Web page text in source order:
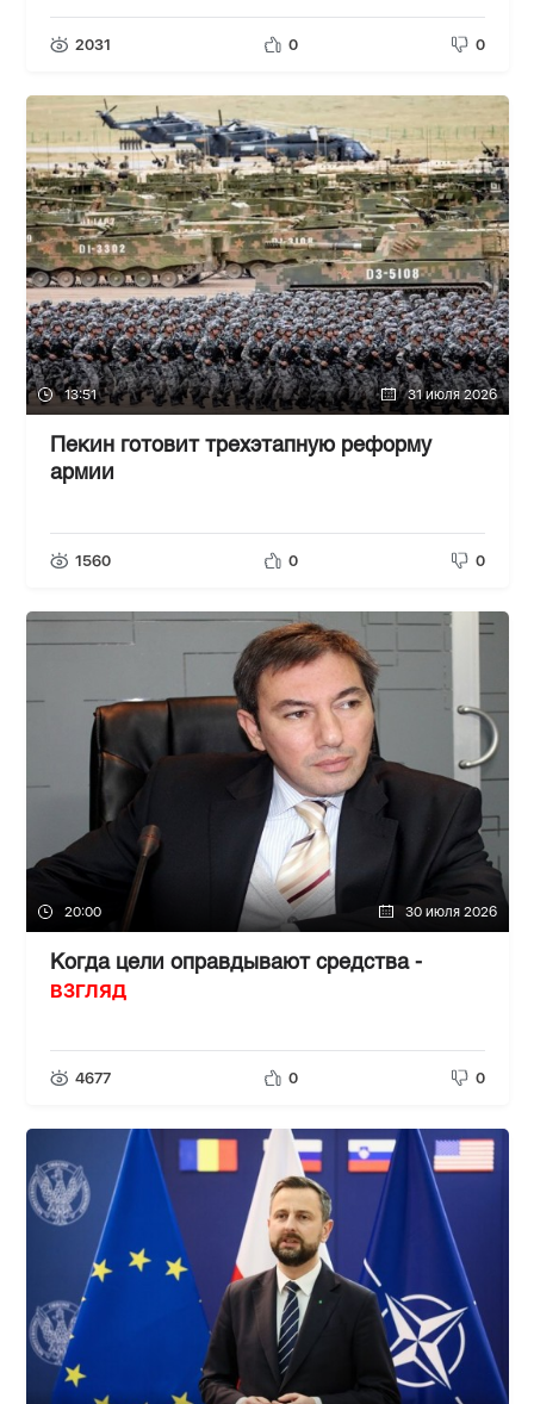
2031 0 0
13:51 31 июля 2026
Пекин готовит трехэтапную реформу
армии
1560 0 0
20:00 30 июля 2026
Когда цели оправдывают средства -
ВЗГЛЯД
4677 0 0